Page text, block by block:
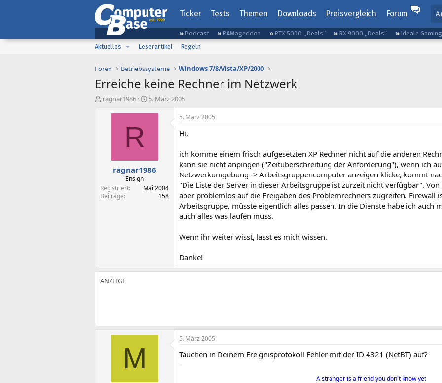
Ticker Tests Themen Downloads Preisvergleich Forum
Podcast RAMageddon RTX 5000 „Deals“ RX 9000 „Deals“ Ideale
Aktuelles
Leserartikel Regeln
Foren Betriebssysteme Windows 7/8/Vista/XP/2000
Erreiche keine Rechner im Netzwerk
E
ragnar1986
E
s
t
a
5. März 2005
R
ragnar1986
Ensign
Registriert
Mai 2004
Beiträge
158
5. März 2005
Hi,
ich komme einem frisch aufgesetzten XP Rechner nicht auf die anderen
kann sie nicht anpingen ("Zeitüberschreitung der Anforderung"), wenn ich
Netzwerkumgebung -> Arbeitsgruppencomputer anzeigen klicke, kommt
"Die Liste der Server in dieser Arbeitsgruppe ist zurzeit nicht verfügbar".
aber problemlos auf die Freigaben des Problemrechners zugreifen. Firewall
Arbeitsgruppe, müsste eigentlich alles passen. In die Dienste habe ich auch
auch alles was laufen muss.
Wenn ihr weiter wisst, lasst es mich wissen.
Danke!
M
5. März 2005
Tauchen in Deinem Ereignisprotokoll Fehler mit der ID 4321 (NetBT) auf?
A stranger is a friend you don't know yet​